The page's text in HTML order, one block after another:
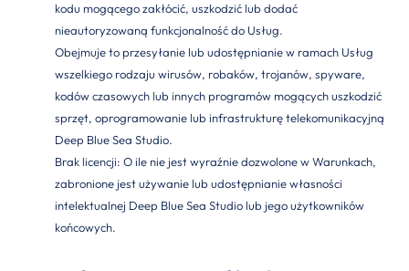
kodu mogącego zakłócić, uszkodzić lub dodać
nieautoryzowaną funkcjonalność do Usług.
Obejmuje to przesyłanie lub udostępnianie w ramach Usług
wszelkiego rodzaju wirusów, robaków, trojanów, spyware,
kodów czasowych lub innych programów mogących uszkodzić
sprzęt, oprogramowanie lub infrastrukturę telekomunikacyjną
Deep Blue Sea Studio.
Brak licencji: O ile nie jest wyraźnie dozwolone w Warunkach,
zabronione jest używanie lub udostępnianie własności
intelektualnej Deep Blue Sea Studio lub jego użytkowników
końcowych.